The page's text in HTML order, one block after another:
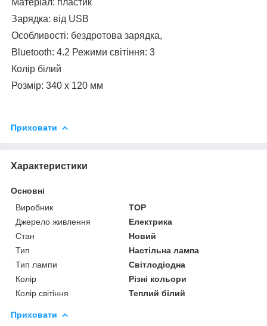
Зарядка: від USB
Особливості: бездротова зарядка,
Bluetooth: 4.2 Режими світіння: 3
Колір білий
Розмір: 340 х 120 мм
Приховати
Характеристики
Основні
Виробник
TOP
Джерело живлення
Електрика
Стан
Новий
Тип
Настільна лампа
Тип лампи
Світлодіодна
Колір
Різні кольори
Колір світіння
Теплий білий
Приховати